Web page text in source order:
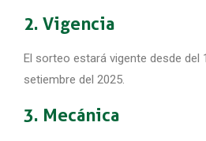
2. Vigencia
El sorteo estará vigente desde del
setiembre del 2025.
3. Mecánica